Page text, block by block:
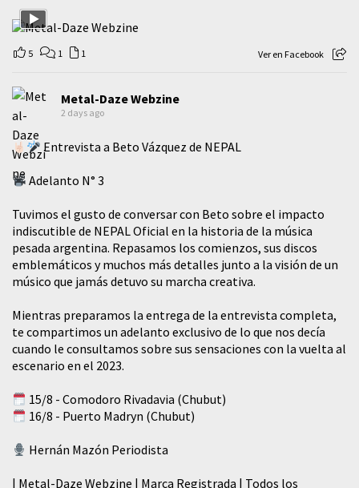
5 1 1 Ver en Facebook
Metal-Daze Webzine
2 days ago
Entrevista a Beto Vázquez de NEPAL
Adelanto N° 3
Tuvimos el gusto de conversar con Beto sobre el impacto
indiscutible de NEPAL Oficial en la historia de la música
pesada argentina. Repasamos los comienzos, sus discos
emblemáticos y muchos más detalles junto a la visión de un
músico que jamás detuvo su marcha creativa.
Mientras preparamos la entrega de la entrevista completa,
te compartimos un adelanto exclusivo de lo que nos decía
cuando le consultamos sobre sus sensaciones con la vuelta al
escenario en el 2023.
15/8 - Comodoro Rivadavia (Chubut)
16/8 - Puerto Madryn (Chubut)
Hernán Mazón Periodista
| Metal-Daze Webzine | Marca Registrada | Todos los